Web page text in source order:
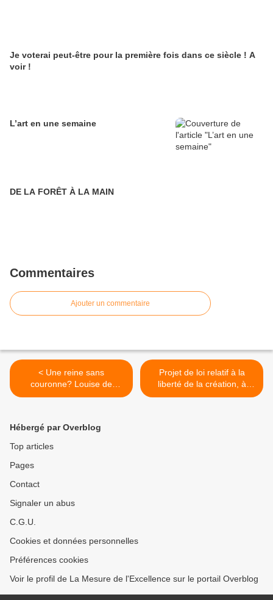
Je voterai peut-être pour la première fois dans ce siècle ! A
voir !
L’art en une semaine
DE LA FORÊT À LA MAIN
Commentaires
Ajouter un commentaire
< Une reine sans
couronne? Louise de
Savoie, mère de François
Projet de loi relatif à la
liberté de la création, à
l'architecture et au
Hébergé par Overblog
Top articles
Pages
Contact
Signaler un abus
C.G.U.
Cookies et données personnelles
Préférences cookies
Voir le profil de La Mesure de l'Excellence sur le portail Overblog